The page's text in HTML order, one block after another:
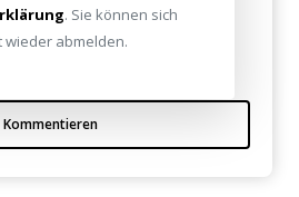
Kommentieren
. Sie können sich
wieder abmelden.